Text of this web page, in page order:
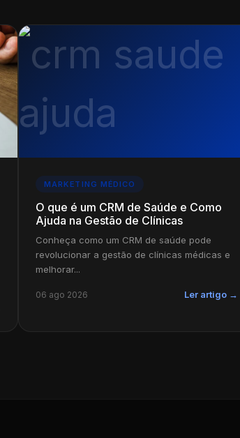
MARKETING MÉDICO
O que é um CRM de Saúde e Como
Ajuda na Gestão de Clínicas
Conheça como um CRM de saúde pode
revolucionar a gestão de clínicas médicas e
melhorar...
06 ago 2026 Ler artigo →